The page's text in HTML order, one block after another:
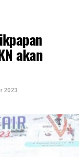
akan
2023